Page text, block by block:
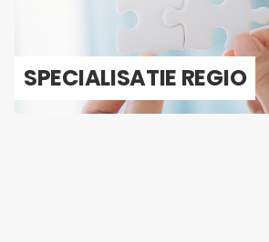
SPE­CI­A­LI­SA­TIE REGIO